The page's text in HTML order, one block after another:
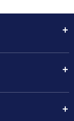
+
+
+